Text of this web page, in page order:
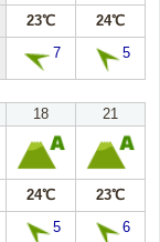
23℃ 24℃
7 5
18 21
24℃ 23℃
5 6